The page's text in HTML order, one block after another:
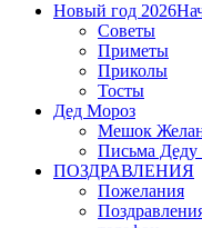
Новый год 2026
Советы
Приметы
Приколы
Тосты
Дед Мороз
Мешок
Письма Деду
ПОЗДРАВЛЕНИЯ
Пожелания